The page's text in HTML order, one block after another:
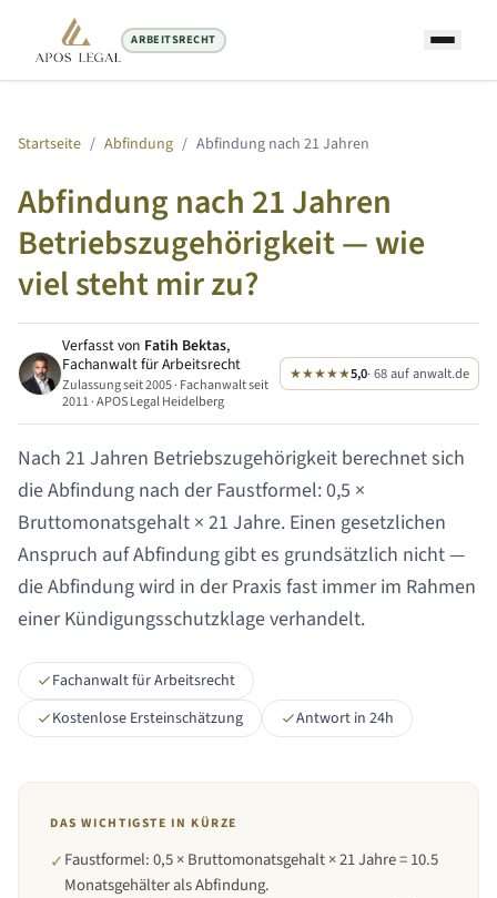
ARBEITSRECHT
Startseite / Abfindung / Abfindung nach 21 Jahren
Abfindung nach 21 Jahren
Betriebszugehörigkeit — wie
viel steht mir zu?
Verfasst von Fatih Bektas,
Fachanwalt für Arbeitsrecht
Zulassung seit 2005 · Fachanwalt seit
2011 · APOS Legal Heidelberg
★★★★★5,0· 68 auf anwalt.de
Nach 21 Jahren Betriebszugehörigkeit berechnet sich
die Abfindung nach der Faustformel: 0,5 ×
Bruttomonatsgehalt × 21 Jahre. Einen gesetzlichen
Anspruch auf Abfindung gibt es grundsätzlich nicht —
die Abfindung wird in der Praxis fast immer im Rahmen
einer Kündigungsschutzklage verhandelt.
Fachanwalt für Arbeitsrecht
Kostenlose Ersteinschätzung
Antwort in 24h
DAS WICHTIGSTE IN KÜRZE
✓Faustformel: 0,5 × Bruttomonatsgehalt × 21 Jahre = 10.5
Monatsgehälter als Abfindung.